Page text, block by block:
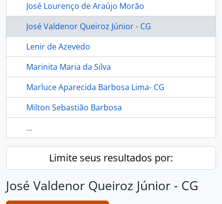
José Lourenço de Araújo Morão
José Valdenor Queiroz Júnior - CG
Lenir de Azevedo
Marinita Maria da Silva
Marluce Aparecida Barbosa Lima- CG
Milton Sebastião Barbosa
...
Limite seus resultados por:
José Valdenor Queiroz Júnior - CG